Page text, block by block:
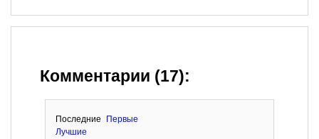
Комментарии (17):
Последние
Первые
Лучшие